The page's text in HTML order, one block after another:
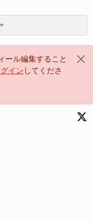
ール編集すること
イン してくださ